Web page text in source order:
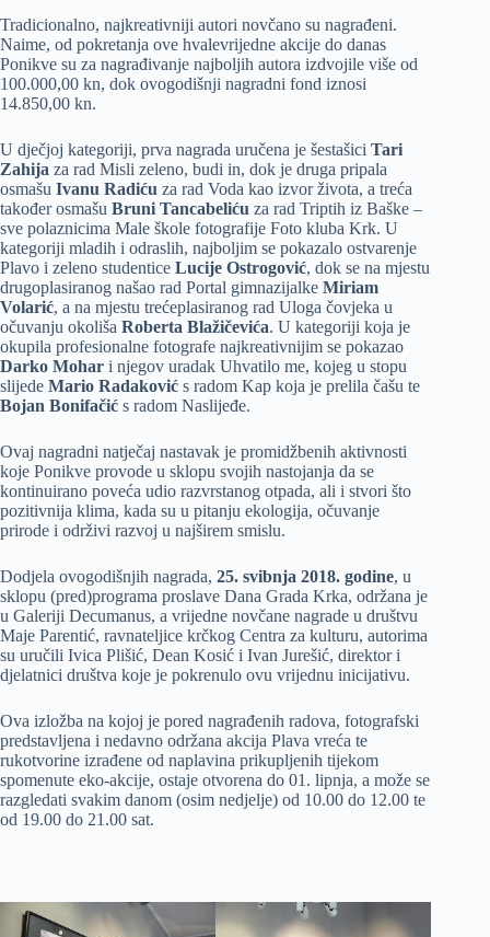
Tradicionalno, najkreativniji autori novčano su nagrađeni.
Naime, od pokretanja ove hvalevrijedne akcije do danas
Ponikve su za nagrađivanje najboljih autora izdvojile više od
100.000,00 kn, dok ovogodišnji nagradni fond iznosi
14.850,00 kn.
U dječjoj kategoriji, prva nagrada uručena je šestašici Tari
Zahija za rad Misli zeleno, budi in, dok je druga pripala
osmašu Ivanu Radiću za rad Voda kao izvor života, a treća
također osmašu Bruni Tancabeliću za rad Triptih iz Baške –
sve polaznicima Male škole fotografije Foto kluba Krk. U
kategoriji mladih i odraslih, najboljim se pokazalo ostvarenje
Plavo i zeleno studentice Lucije Ostrogović, dok se na mjestu
drugoplasiranog našao rad Portal gimnazijalke Miriam
Volarić, a na mjestu trećeplasiranog rad Uloga čovjeka u
očuvanju okoliša Roberta Blažičevića. U kategoriji koja je
okupila profesionalne fotografe najkreativnijim se pokazao
Darko Mohar i njegov uradak Uhvatilo me, kojeg u stopu
slijede Mario Radaković s radom Kap koja je prelila čašu te
Bojan Bonifačić s radom Naslijeđe.
Ovaj nagradni natječaj nastavak je promidžbenih aktivnosti
koje Ponikve provode u sklopu svojih nastojanja da se
kontinuirano poveća udio razvrstanog otpada, ali i stvori što
pozitivnija klima, kada su u pitanju ekologija, očuvanje
prirode i održivi razvoj u najširem smislu.
Dodjela ovogodišnjih nagrada, 25. svibnja 2018. godine, u
sklopu (pred)programa proslave Dana Grada Krka, održana je
u Galeriji Decumanus, a vrijedne novčane nagrade u društvu
Maje Parentić, ravnateljice krčkog Centra za kulturu, autorima
su uručili Ivica Plišić, Dean Kosić i Ivan Jurešić, direktor i
djelatnici društva koje je pokrenulo ovu vrijednu inicijativu.
Ova izložba na kojoj je pored nagrađenih radova, fotografski
predstavljena i nedavno održana akcija Plava vreća te
rukotvorine izrađene od naplavina prikupljenih tijekom
spomenute eko-akcije, ostaje otvorena do 01. lipnja, a može se
razgledati svakim danom (osim nedjelje) od 10.00 do 12.00 te
od 19.00 do 21.00 sat.